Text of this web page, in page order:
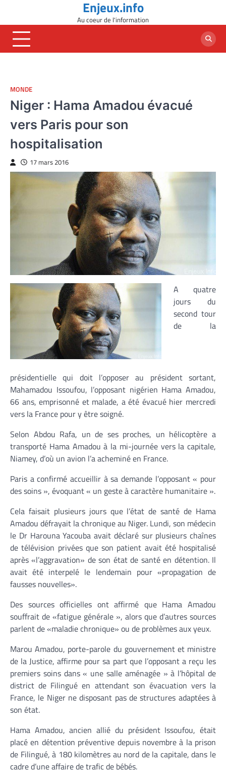
content
Enjeux.info
Au coeur de l'information
MONDE
Niger : Hama Amadou évacué
vers Paris pour son
hospitalisation
17 mars 2016
A quatre
jours du
second tour
de la
présidentielle qui doit l’opposer au président sortant,
Mahamadou Issoufou, l’opposant nigérien Hama Amadou,
66 ans, emprisonné et malade, a été évacué hier mercredi
vers la France pour y être soigné.
Selon Abdou Rafa, un de ses proches, un hélicoptère a
transporté Hama Amadou à la mi-journée vers la capitale,
Niamey, d’où un avion l’a acheminé en France.
Paris a confirmé accueillir à sa demande l’opposant « pour
des soins », évoquant « un geste à caractère humanitaire ».
Cela faisait plusieurs jours que l’état de santé de Hama
Amadou défrayait la chronique au Niger. Lundi, son médecin
le Dr Harouna Yacouba avait déclaré sur plusieurs chaînes
de télévision privées que son patient avait été hospitalisé
après «l’aggravation» de son état de santé en détention. Il
avait été interpelé le lendemain pour «propagation de
fausses nouvelles».
Des sources officielles ont affirmé que Hama Amadou
souffrait de «fatigue générale », alors que d’autres sources
parlent de «maladie chronique» ou de problèmes aux yeux.
Marou Amadou, porte-parole du gouvernement et ministre
de la Justice, affirme pour sa part que l’opposant a reçu les
premiers soins dans « une salle aménagée » à l’hôpital de
district de Filingué en attendant son évacuation vers la
France, le Niger ne disposant pas de structures adaptées à
son état.
Hama Amadou, ancien allié du président Issoufou, était
placé en détention préventive depuis novembre à la prison
de Filingué, à 180 kilomètres au nord de la capitale, dans le
cadre d’une affaire de trafic de bébés.